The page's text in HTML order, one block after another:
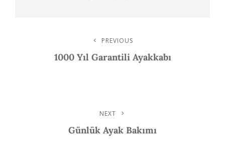
Navigation
PREVIOUS
1000 Yıl Garantili Ayakkabı
NEXT
Günlük Ayak Bakımı